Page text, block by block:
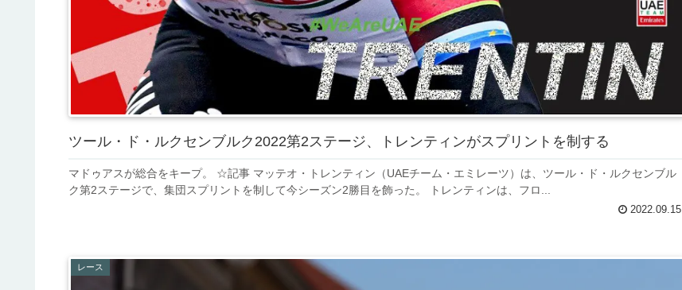
ツール・ド・ルクセンブルク2022第2ステージ、トレンティンがスプリントを制する
マドゥアスが総合をキープ。 ☆記事 マッテオ・トレンティン（UAEチーム・エミレーツ）は、ツール・ド・ルクセンブル
ク第2ステージで、集団スプリントを制して今シーズン2勝目を飾った。 トレンティンは、フロ...
2022.09.15
レース